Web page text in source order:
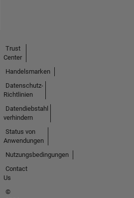
Trust
Center
Handelsmarken
Datenschutz-
Richtlinien
Datendiebstahl
verhindern
Status von
Anwendungen
Nutzungsbedingungen
Contact
Us
©